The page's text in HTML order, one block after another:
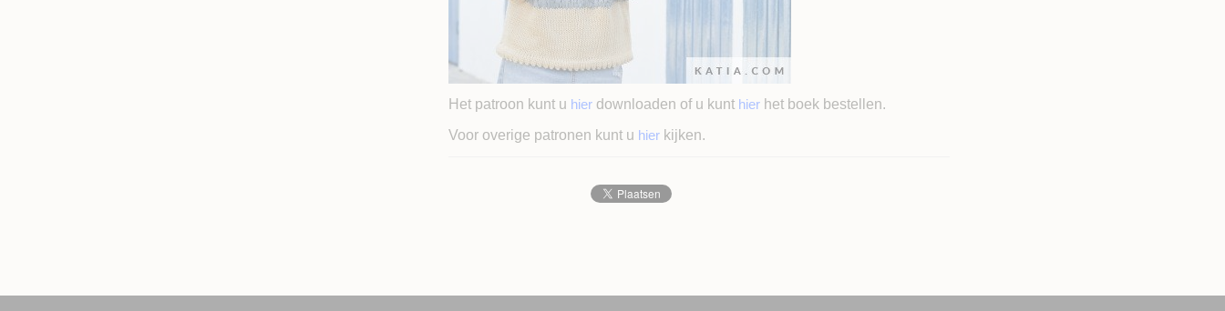
Het patroon kunt u hier downloaden of u kunt hier het boek bestellen.
Voor overige patronen kunt u hier kijken.